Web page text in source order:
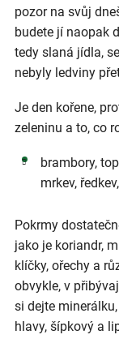
pozor na svůj
budete jí naopak
tedy slaná jídla,
nebyly ledviny
Je den kořene,
zeleninu a to, co
brambory,
mrkev,
Pokrmy
jako je koriandr,
klíčky, ořechy a
obvykle, v
si dejte
hlavy, šípkový a